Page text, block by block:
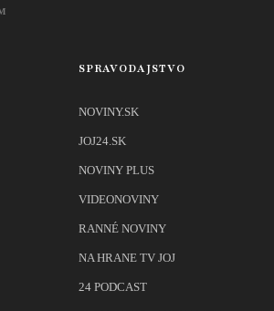
SPRAVODAJSTVO
NOVINY.SK
JOJ24.SK
NOVINY PLUS
VIDEONOVINY
RANNÉ NOVINY
NA HRANE TV JOJ
24 PODCAST